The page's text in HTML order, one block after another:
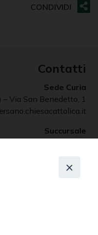
Contatti
Sede Curia
Via San Benedetto, 1
Succursale